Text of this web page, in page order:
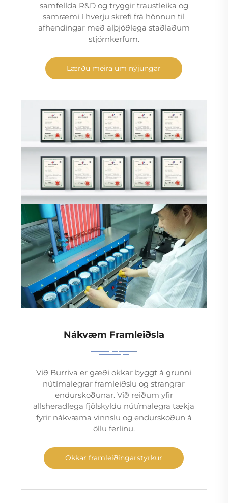
samfellda R&D og tryggir traustleika og
samræmi í hverju skrefi frá hönnun til
afhendingar með alþjóðlega staðlaðum
stjórnkerfum.
Lærðu meira um nýjungar
Nákvæm Framleiðsla
Við Burriva er gæði okkar byggt á grunni
nútímalegrar framleiðslu og strangrar
endurskoðunar. Við reiðum yfir
allsheradlega fjölskyldu nútímalegra tækja
fyrir nákvæma vinnslu og endurskoðun á
öllu ferlinu.
Okkar framleiðingarstyrkur